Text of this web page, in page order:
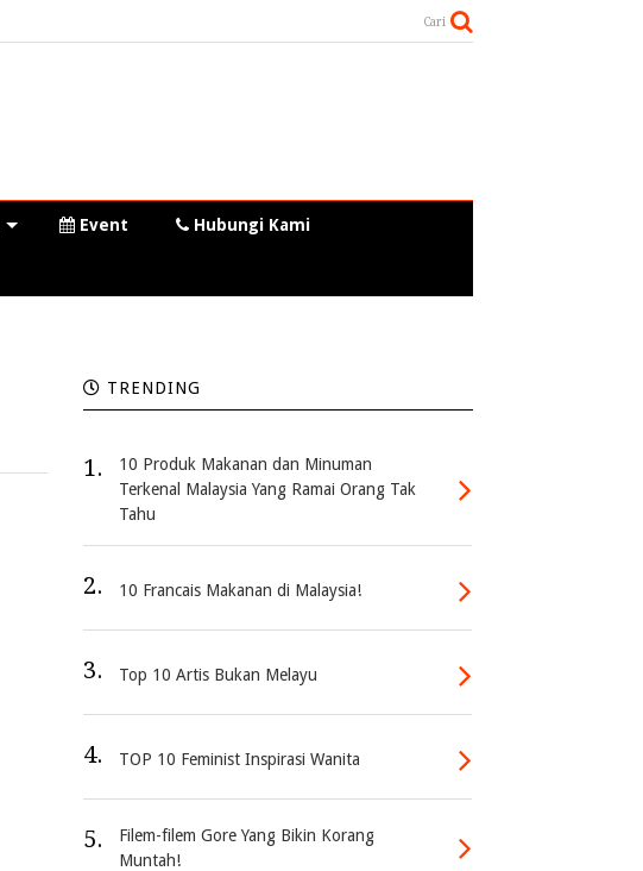
Cari
Event Hubungi Kami
TRENDING
1.
10 Produk Makanan dan Minuman
Terkenal Malaysia Yang Ramai Orang Tak
Tahu
2. 10 Francais Makanan di Malaysia!
3. Top 10 Artis Bukan Melayu
4. TOP 10 Feminist Inspirasi Wanita
5.
Filem-filem Gore Yang Bikin Korang
Muntah!